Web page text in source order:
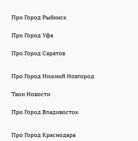
Про Город Рыбинск
Про Город Уфа
Про Город Саратов
Про Город Нижний Новгород
Твои Новости
Про Город Владивосток
Про Город Краснодара